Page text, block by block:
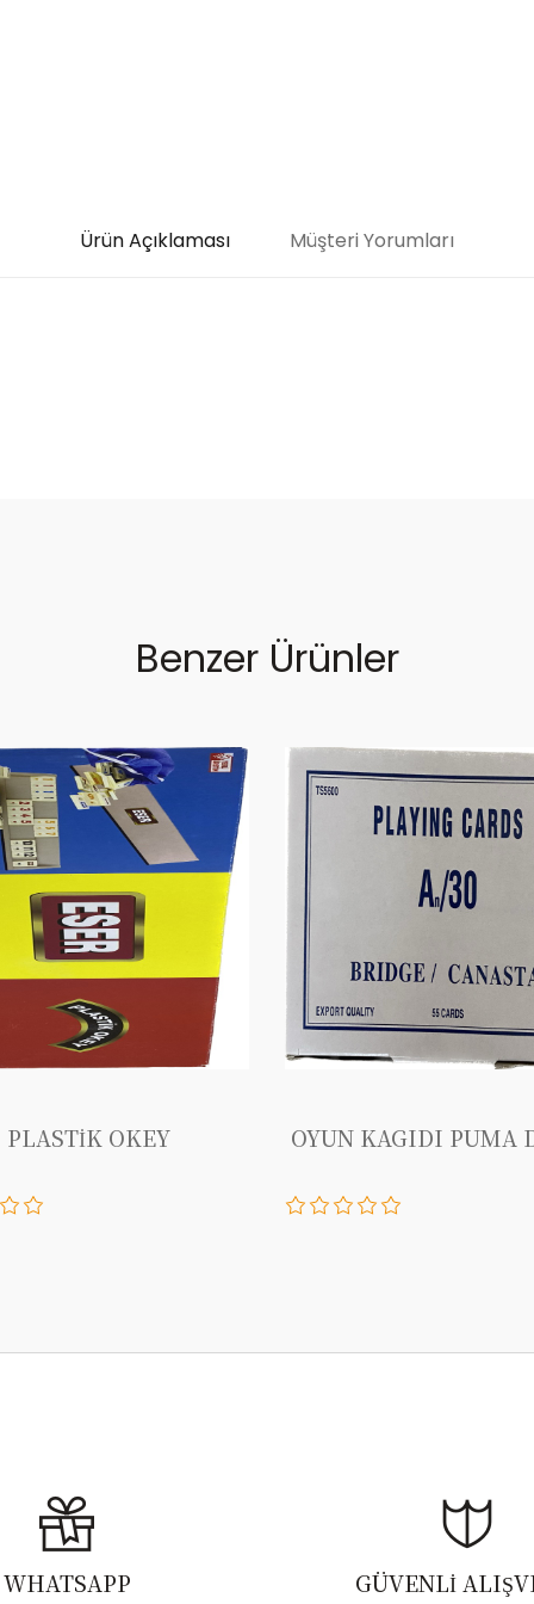
Ürün Açıklaması Müşteri Yorumları
Benzer Ürünler
PLASTİK OKEY OYUN KAGIDI PUMA
WHATSAPP GÜVENLİ